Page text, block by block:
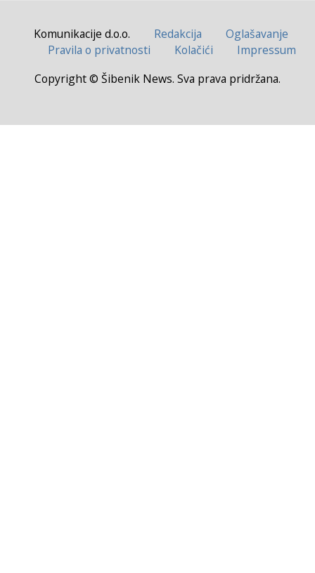
Komunikacije d.o.o. Redakcija
Oglašavanje
Pravila o privatnosti
Kolačići
Impressum
Copyright © Šibenik News. Sva prava pridržana.